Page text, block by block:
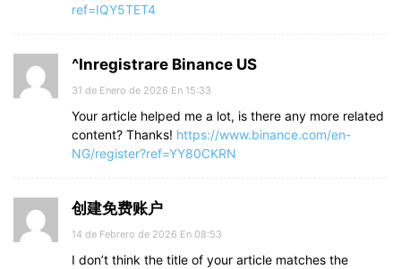
ref=IQY5TET4
^Inregistrare Binance US
31 de Enero de 2026 En 15:33
Your article helped me a lot, is there any more related
content? Thanks! https://www.binance.com/en-
NG/register?ref=YY80CKRN
创建免费账户
14 de Febrero de 2026 En 08:53
I don’t think the title of your article matches the